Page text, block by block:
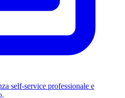
self-service professionale e